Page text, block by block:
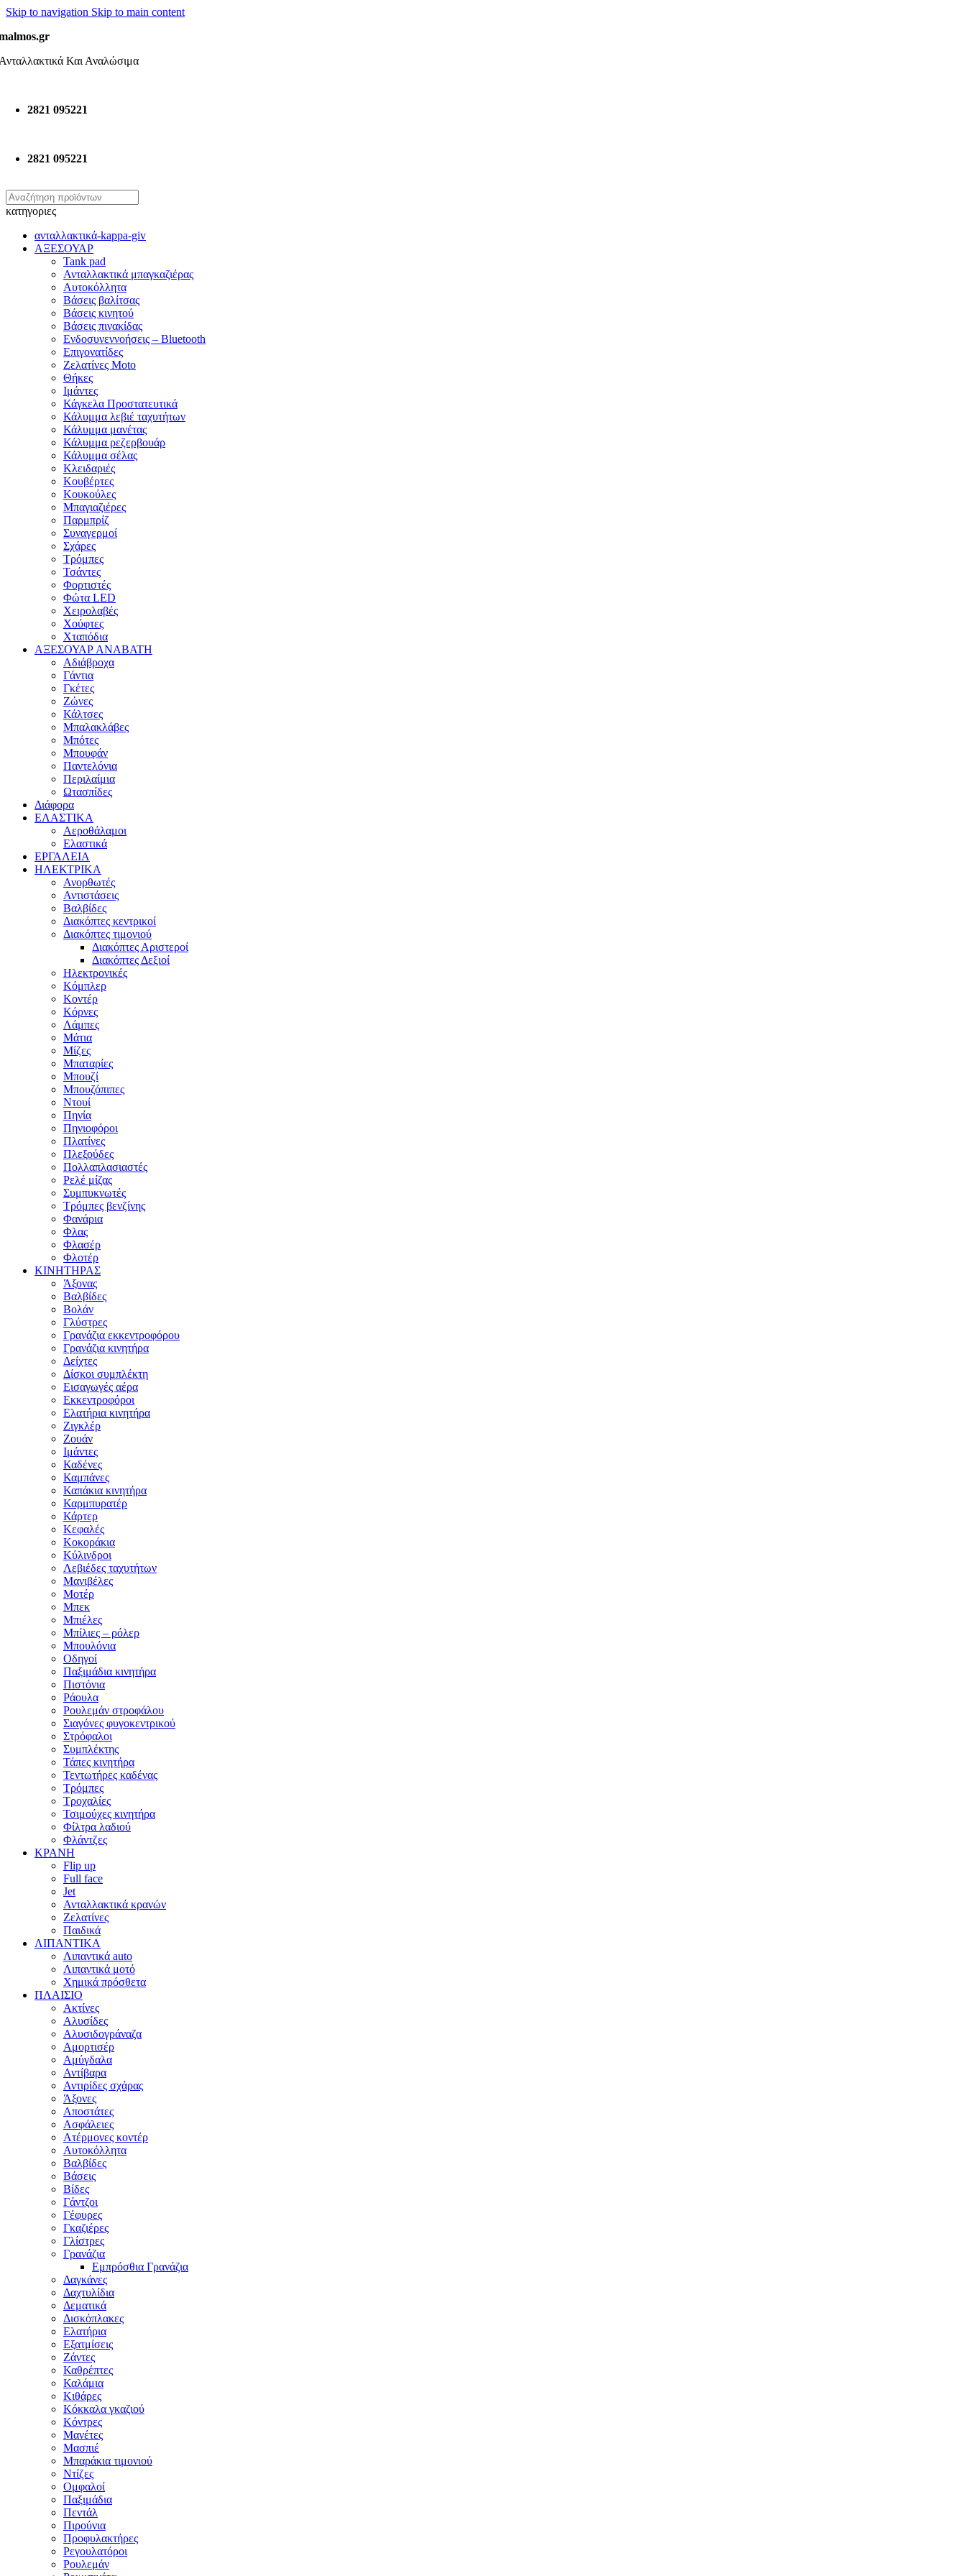
Skip to navigation Skip to main content
Και Αναλώσιμα
2821 095221
2821 095221
κατηγοριες
ανταλλακτικά-kappa-giv
ΑΞΕΣΟΥΑΡ
Tank pad
Ανταλλακτικά μπαγκαζιέρας
Αυτοκόλλητα
Βάσεις βαλίτσας
Βάσεις κινητού
Βάσεις πινακίδας
Ενδοσυνεννοήσεις – Bluetooth
Επιγονατίδες
Ζελατίνες Moto
Θήκες
Ιμάντες
Κάγκελα Προστατευτικά
Κάλυμμα λεβιέ ταχυτήτων
Κάλυμμα μανέτας
Κάλυμμα ρεζερβουάρ
Κάλυμμα σέλας
Κλειδαριές
Κουβέρτες
Κουκούλες
Μπαγιαζιέρες
Παρμπρίζ
Συναγερμοί
Σχάρες
Τρόμπες
Τσάντες
Φορτιστές
Φώτα LED
Χειρολαβές
Χούφτες
Χταπόδια
ΑΞΕΣΟΥΑΡ ΑΝΑΒΑΤΗ
Αδιάβροχα
Γάντια
Γκέτες
Ζώνες
Κάλτσες
Μπαλακλάβες
Μπότες
Μπουφάν
Παντελόνια
Περιλαίμια
Ωτασπίδες
Διάφορα
ΕΛΑΣΤΙΚΑ
Αεροθάλαμοι
Ελαστικά
ΕΡΓΑΛΕΙΑ
ΗΛΕΚΤΡΙΚΑ
Ανορθωτές
Αντιστάσεις
Βαλβίδες
Διακόπτες κεντρικοί
Διακόπτες τιμονιού
Διακόπτες Αριστεροί
Διακόπτες Δεξιοί
Ηλεκτρονικές
Κόμπλερ
Κοντέρ
Κόρνες
Λάμπες
Μάτια
Μίζες
Μπαταρίες
Μπουζί
Μπουζόπιπες
Ντουί
Πηνία
Πηνιοφόροι
Πλατίνες
Πλεξούδες
Πολλαπλασιαστές
Ρελέ μίζας
Συμπυκνωτές
Τρόμπες βενζίνης
Φανάρια
Φλας
Φλασέρ
Φλοτέρ
ΚΙΝΗΤΗΡΑΣ
Άξονας
Βαλβίδες
Βολάν
Γλύστρες
Γρανάζια εκκεντροφόρου
Γρανάζια κινητήρα
Δείχτες
Δίσκοι συμπλέκτη
Εισαγωγές αέρα
Εκκεντροφόροι
Ελατήρια κινητήρα
Ζιγκλέρ
Ζουάν
Ιμάντες
Καδένες
Καμπάνες
Καπάκια κινητήρα
Καρμπυρατέρ
Κάρτερ
Κεφαλές
Κοκοράκια
Κύλινδροι
Λεβιέδες ταχυτήτων
Μανιβέλες
Μοτέρ
Μπεκ
Μπιέλες
Μπίλιες – ρόλερ
Μπουλόνια
Οδηγοί
Παξιμάδια κινητήρα
Πιστόνια
Ράουλα
Ρουλεμάν στροφάλου
Σιαγόνες φυγοκεντρικού
Στρόφαλοι
Συμπλέκτης
Τάπες κινητήρα
Τεντωτήρες καδένας
Τρόμπες
Τροχαλίες
Τσιμούχες κινητήρα
Φίλτρα λαδιού
Φλάντζες
ΚΡΑΝΗ
Flip up
Full face
Jet
Ανταλλακτικά κρανών
Ζελατίνες
Παιδικά
ΛΙΠΑΝΤΙΚΑ
Λιπαντικά auto
Λιπαντικά μοτό
Χημικά πρόσθετα
ΠΛΑΙΣΙΟ
Ακτίνες
Αλυσίδες
Αλυσιδογράναζα
Αμορτισέρ
Αμύγδαλα
Αντίβαρα
Αντιρίδες σχάρας
Άξονες
Αποστάτες
Ασφάλειες
Ατέρμονες κοντέρ
Αυτοκόλλητα
Βαλβίδες
Βάσεις
Βίδες
Γάντζοι
Γέφυρες
Γκαζιέρες
Γλίστρες
Γρανάζια
Εμπρόσθια Γρανάζια
Δαγκάνες
Δαχτυλίδια
Δεματικά
Δισκόπλακες
Ελατήρια
Εξατμίσεις
Ζάντες
Καθρέπτες
Καλάμια
Κιθάρες
Κόκκαλα γκαζιού
Κόντρες
Μανέτες
Μασπιέ
Μπαράκια τιμονιού
Ντίζες
Ομφαλοί
Παξιμάδια
Πεντάλ
Πιρούνια
Προφυλακτήρες
Ρεγουλατόροι
Ρουλεμάν